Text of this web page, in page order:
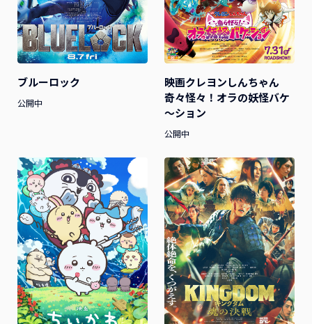
ブルーロック
公開中
映画クレヨンしんちゃん
奇々怪々！オラの妖怪バケ
～ション
公開中